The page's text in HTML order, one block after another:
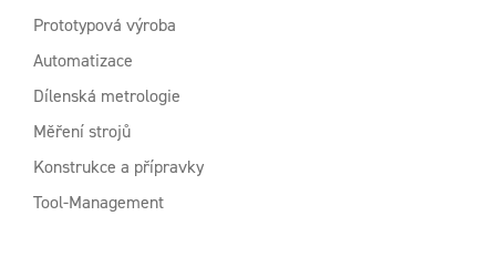
Prototypová výroba
Automatizace
Dílenská metrologie
Měření strojů
Konstrukce a přípravky
Tool-Management